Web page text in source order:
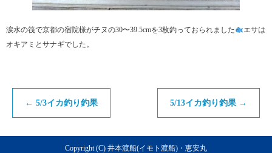
涙水の筏で京都の宿院様がチヌの30〜39.5cmを3枚釣っておられました
エサは
オキアミとサナギでした。
← 5/3イカ釣り釣果 5/13イカ釣り釣果 →
Copyright (C) 井本渡船(イモト渡船)・恵安丸